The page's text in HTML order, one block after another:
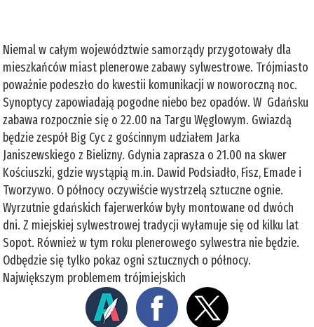
Niemal w całym województwie samorządy przygotowały dla
mieszkańców miast plenerowe zabawy sylwestrowe. Trójmiasto
poważnie podeszło do kwestii komunikacji w noworoczną noc.
Synoptycy zapowiadają pogodne niebo bez opadów. W Gdańsku
zabawa rozpocznie się o 22.00 na Targu Węglowym. Gwiazdą
będzie zespół Big Cyc z gościnnym udziałem Jarka
Janiszewskiego z Bielizny. Gdynia zaprasza o 21.00 na skwer
Kościuszki, gdzie wystąpią m.in. Dawid Podsiadło, Fisz, Emade i
Tworzywo. O północy oczywiście wystrzelą sztuczne ognie.
Wyrzutnie gdańskich fajerwerków były montowane od dwóch
dni. Z miejskiej sylwestrowej tradycji wyłamuje się od kilku lat
Sopot. Również w tym roku plenerowego sylwestra nie będzie.
Odbędzie się tylko pokaz ogni sztucznych o północy.
Największym problemem trójmiejskich